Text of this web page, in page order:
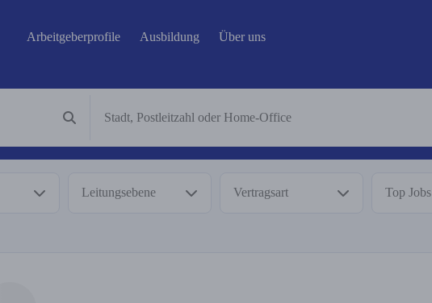
Arbeitgeberprofile Ausbildung Über uns
Leitungsebene Vertragsart Top Jobs